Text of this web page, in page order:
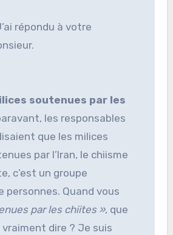
répondu à votre
soutenues par les
les responsables
que les milices
par l’Iran, le chiisme
c’est un groupe
personnes. Quand vous
par les chiites », que
dire ? Je suis